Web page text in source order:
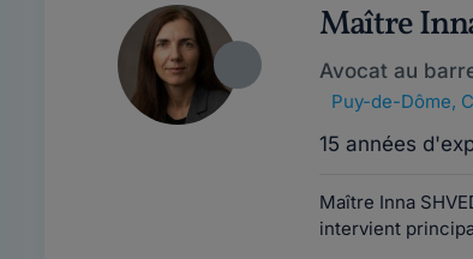
Maître
Avocat au
Puy-de-Dôme,
15 années
Maître Inna
intervient